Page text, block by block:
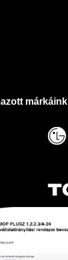
márkáink